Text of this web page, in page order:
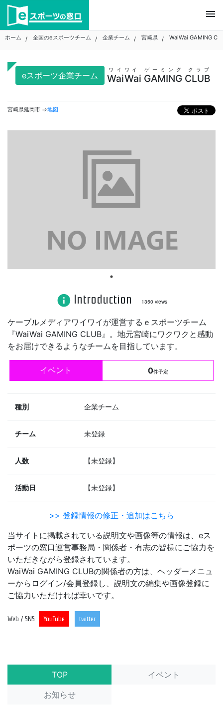
Skip
content
menu
ホーム 全国のeスポーツチーム 企業チーム 宮崎県 WaiWai GAMING
eスポーツ企業チーム WaiWai GAMING CLUB
ワイワイ ゲーミング クラブ
宮崎県延岡市 ⇒地図
info Introduction 1350 views
ケーブルメディアワイワイが運営するｅスポーツチーム
『WaiWai GAMING CLUB』。地元宮崎にワクワクと感動
をお届けできるようなチームを目指しています。
イベント 0件予定
種別 企業チーム
チーム 未登録
人数 【未登録】
活動日 【未登録】
>> 登録情報の修正・追加はこちら
当サイトに掲載されている説明文や画像等の情報は、eス
ポーツの窓口運営事務局・関係者・有志の皆様にご協力を
いただきながら登録されています。
WaiWai GAMING CLUBの関係者の方は、ヘッダーメニュ
ーからログイン/会員登録し、説明文の編集や画像登録に
ご協力いただければ幸いです。
Web / SNS YouTube twitter
TOP
イベント
お知らせ